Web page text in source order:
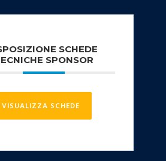
SCHEDE
SPONSOR
VISUALIZZA SCHEDE